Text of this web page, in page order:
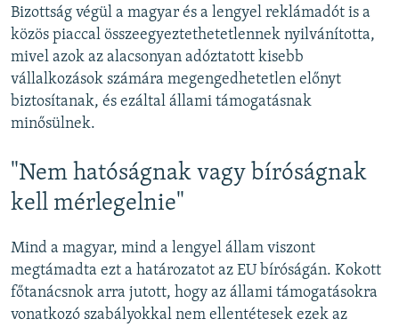
Bizottság végül a magyar és a lengyel reklámadót is a
közös piaccal összeegyeztethetetlennek nyilvánította,
mivel azok az alacsonyan adóztatott kisebb
vállalkozások számára megengedhetetlen előnyt
biztosítanak, és ezáltal állami támogatásnak
minősülnek.
"Nem hatóságnak vagy bíróságnak
kell mérlegelnie"
Mind a magyar, mind a lengyel állam viszont
megtámadta ezt a határozatot az EU bíróságán. Kokott
főtanácsnok arra jutott, hogy az állami támogatásokra
vonatkozó szabályokkal nem ellentétesek ezek az